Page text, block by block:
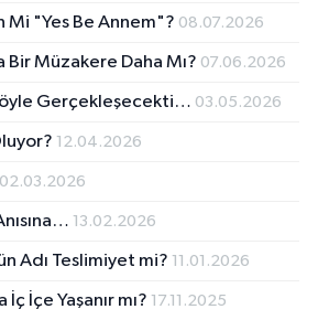
Mi "Yes Be Annem"? 08.07.2026
Bir Müzakere Daha Mı? 07.06.2026
Böyle Gerçekleşecekti… 03.05.2026
12.04.2026
02.03.2026
13.02.2026
Adı Teslimiyet mi? 11.01.2026
İç İçe Yaşanır mı? 17.11.2025